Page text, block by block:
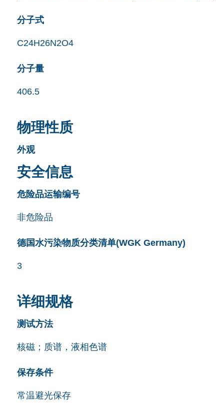
分子式
C24H26N2O4
分子量
406.5
物理性质
外观
安全信息
危险品运输编号
非危险品
德国水污染物质分类清单(WGK Germany)
3
详细规格
测试方法
核磁；质谱，液相色谱
保存条件
常温避光保存